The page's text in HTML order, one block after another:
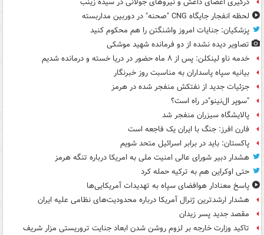
لحظه انفجار جایگاه CNG "صحنه" در دوربین مداربسته
پزشکیان: جنایات امروز واشنگتن را هم محکوم کنید
تصاویر دیده‌ نشده از دو فرمانده شهید موشکی
خدمه ناو لینکلن: پس از ۸ ماه حضور در دریا خسته و درمانده‌ شدیم
بیانیه سپاه پاسداران به مناسبت روز خبرنگار
جزئیات جدید از نفتکش منفجر شده در هرمز
"سوپر ال‌نینو"در راه است؟
پالایشگاه سیزران منفجر شد
فارن افرز: جنگ با ایران یک فاجعه است
پاکستان: باید در برابر اسرائیل متحد شویم
هشدار دبیر شورای عالی امنیت ملی به امریکا درباره تنگه هرمز
حتی اوکراین هم به ترکیه حمله کرد
پاسخ معنادار هوافضای سپاه به تهدیدات آمریکایی‌ها
هشدار ارشدترین ژنرال آمریکا درباره محدودیت‌های نظامی علیه ایران
مقصد جدید پسر زیدان
تاکید وزارت خارجه بر لزوم روشن شدن ابعاد جنایت تروریستی مزار شریف